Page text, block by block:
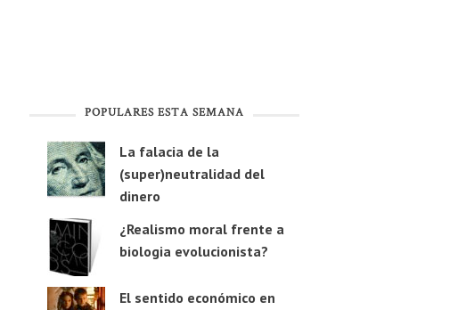
POPULARES ESTA SEMANA
La falacia de la
(super)neutralidad del
dinero
¿Realismo moral frente a
biologia evolucionista?
El sentido económico en